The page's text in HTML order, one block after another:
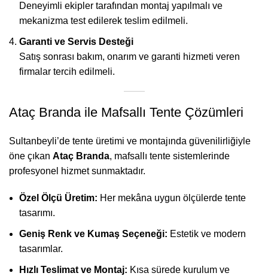
Deneyimli ekipler tarafından montaj yapılmalı ve
mekanizma test edilerek teslim edilmeli.
Garanti ve Servis Desteği
Satış sonrası bakım, onarım ve garanti hizmeti veren
firmalar tercih edilmeli.
Ataç Branda ile Mafsallı Tente Çözümleri
Sultanbeyli’de tente üretimi ve montajında güvenilirliğiyle
öne çıkan Ataç Branda, mafsallı tente sistemlerinde
profesyonel hizmet sunmaktadır.
Özel Ölçü Üretim: Her mekâna uygun ölçülerde tente
tasarımı.
Geniş Renk ve Kumaş Seçeneği: Estetik ve modern
tasarımlar.
Hızlı Teslimat ve Montaj: Kısa sürede kurulum ve